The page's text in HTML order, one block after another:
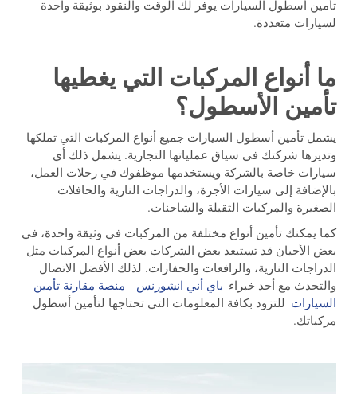
تأمين أسطول السيارات يوفر لك الوقت والنقود بوثيقة واحدة
لسيارات متعددة.
ما أنواع المركبات التي يغطيها
تأمين الأسطول؟
يشمل تأمين أسطول السيارات جميع أنواع المركبات التي تملكها
وتديرها شركتك في سياق عملياتها التجارية. يشمل ذلك أي
سيارات خاصة بالشركة ويستخدمها موظفوك في رحلات العمل،
بالإضافة إلى سيارات الأجرة، والدراجات النارية والحافلات
الصغيرة والمركبات الثقيلة والشاحنات.
كما يمكنك تأمين أنواع مختلفة من المركبات في وثيقة واحدة، في
بعض الأحيان قد تستبعد بعض الشركات بعض أنواع المركبات مثل
الدراجات النارية، والرافعات والحفارات. لذلك الأفضل الاتصال
والتحدث مع أحد خبراء باي أني انشورنس – منصة مقارنة تأمين
السيارات للتزود بكافة المعلومات التي تحتاجها لتأمين أسطول
مركباتك.